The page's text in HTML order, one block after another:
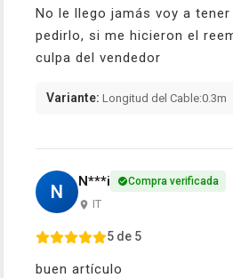
No le llego jamás voy a
pedirlo, si me hicieron el
culpa del vendedor
Variante: Longitud del Cable:0.3m
N N***i Compra verificada
IT
5 de 5
buen artículo